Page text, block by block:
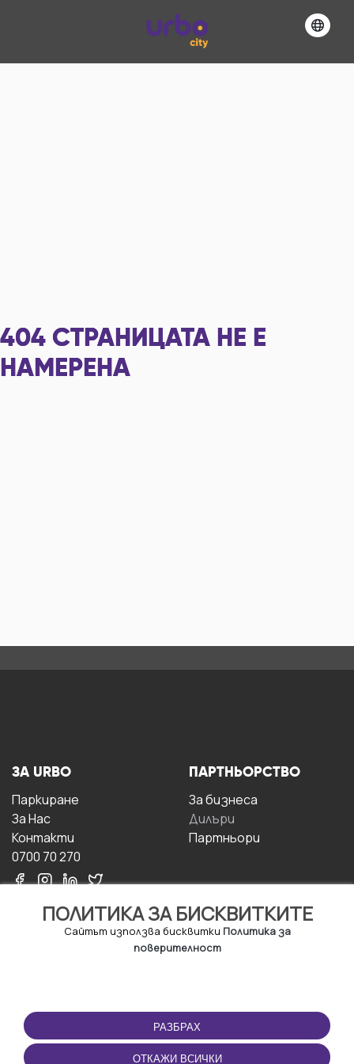
404 СТРАНИЦАТА НЕ Е
НАМЕРЕНА
ПОЛИТИКА ЗА БИСКВИТКИТЕ
Сайтът използва бисквитки Политика за
поверителност
РАЗБРАХ
ОТКАЖИ ВСИЧКИ
ЗА URBO
Паркиране
За Hас
Контакти
0700 70 270
ПАРТНЬОРСТВО
За бизнесa
Дилъри
Партньори
ПОЛЗВАНЕ
Правила и условия за
ползване
ПРИЛОЖЕНИЕТО